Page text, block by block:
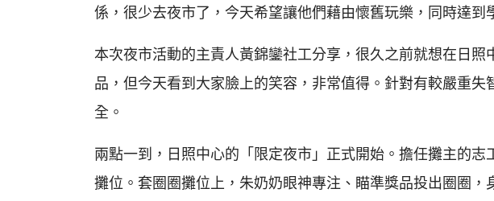
係，很少去夜市了，今天希望讓他們藉由懷舊玩樂，同時達到
本次夜市活動的主責人黃錦鑾社工分享，很久之前就想在日
品，但今天看到大家臉上的笑容，非常值得。針對有較嚴重
全。
兩點一到，日照中心的「限定夜市」正式開始。擔任攤主的
攤位。套圈圈攤位上，朱奶奶眼神專注、瞄準獎品投出圈圈